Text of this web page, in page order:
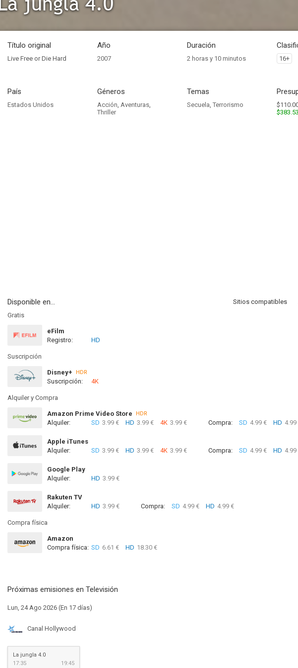
Título original
Live Free or Die Hard
Año
2007
Duración
2 horas y 10 minutos 16+
País
Estados Unidos
Géneros
Acción, Aventuras,
Thriller
Temas
Secuela, Terrorismo
Disponible en...
Sitios compatibles
Gratis
eFilm
Registro:
HD
Suscripción
Disney+ HDR
Suscripción: 4K
Alquiler y Compra
Amazon Prime Video Store HDR
Alquiler: SD 3.99 € HD 3.99 € 4K 3.99 € Compra: SD 4.99 € HD 4.99
Apple iTunes
Alquiler:
SD 3.99 € HD 3.99 € 4K 3.99 € Compra: SD 4.99 € HD 4.99
Google Play
Alquiler:
HD 3.99 €
Rakuten TV
Alquiler:
HD 3.99 € Compra: SD 4.99 € HD 4.99 €
Compra física
Amazon
Compra física: SD 6.61 € HD 18.30 €
Próximas emisiones en Televisión
Lun, 24 Ago 2026 (En 17 días)
Canal Hollywood
La jungla 4.0
17:35
19:45